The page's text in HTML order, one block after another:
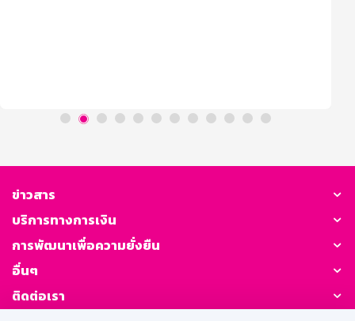
ข่าวสาร
บริการทางการเงิน
การพัฒนาเพื่อความยั่งยืน
อื่นๆ
ติดต่อเรา